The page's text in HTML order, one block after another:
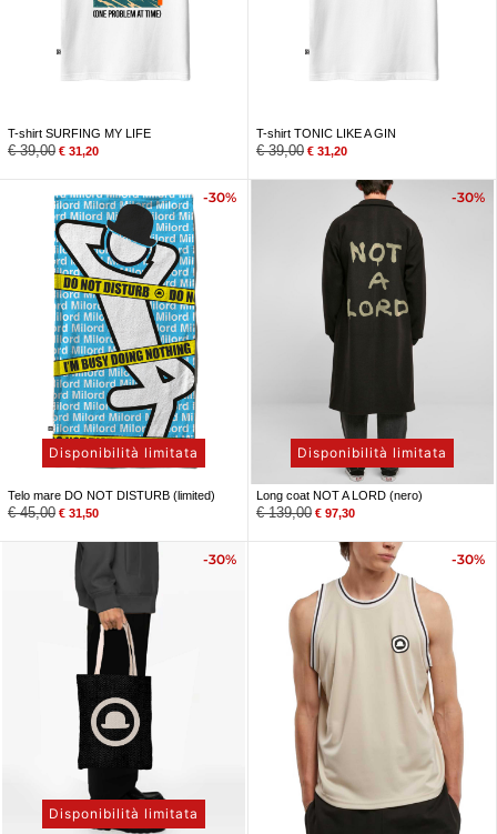
T-shirt SURFING MY LIFE
€39,00 € 31,20
T-shirt TONIC LIKE A GIN
€39,00 € 31,20
-30%
Disponibilità limitata
Telo mare DO NOT DISTURB (limited)
€45,00 € 31,50
-30%
Disponibilità limitata
Long coat NOT A LORD (nero)
€139,00 € 97,30
-30%
Disponibilità limitata
-30%